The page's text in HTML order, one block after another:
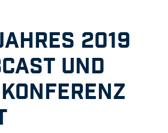
2019
und